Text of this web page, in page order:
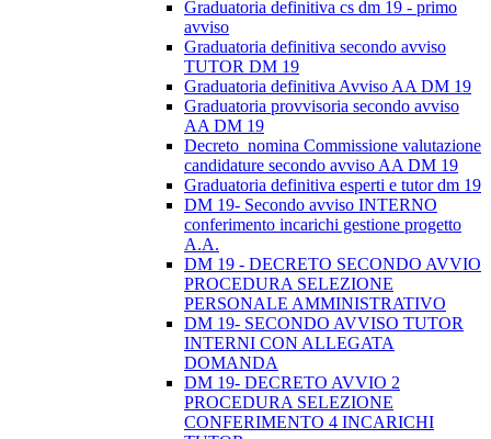
Graduatoria definitiva cs dm 19 - primo
avviso
Graduatoria definitiva secondo avviso
TUTOR DM 19
Graduatoria definitiva Avviso AA DM 19
Graduatoria provvisoria secondo avviso
AA DM 19
Decreto_nomina Commissione valutazione
candidature secondo avviso AA DM 19
Graduatoria definitiva esperti e tutor dm 19
DM 19- Secondo avviso INTERNO
conferimento incarichi gestione progetto
A.A.
DM 19 - DECRETO SECONDO AVVIO
PROCEDURA SELEZIONE
PERSONALE AMMINISTRATIVO
DM 19- SECONDO AVVISO TUTOR
INTERNI CON ALLEGATA
DOMANDA
DM 19- DECRETO AVVIO 2
PROCEDURA SELEZIONE
CONFERIMENTO 4 INCARICHI